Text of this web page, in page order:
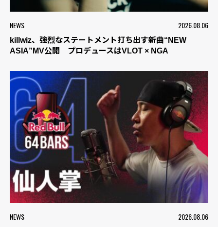
NEWS 2026.08.06
killwiz、強烈なステートメント打ち出す新曲“NEW
ASIA”MV公開 プロデュースはVLOT × NGA
NEWS 2026.08.06